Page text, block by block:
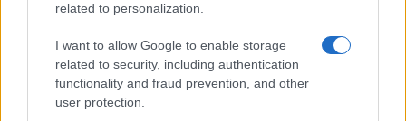
related to personalization.
I want to allow Google to enable storage
related to security, including authentication
functionality and fraud prevention, and other
user protection.
Aforismi .meglio.it è l'archivio web dedicato a frasi,
aforismi e citazioni più grande del web (137.901 frasi in
database) • ©2005-2025 • La riproduzione dei testi è